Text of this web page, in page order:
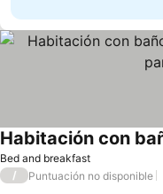
Bed and breakfast
/ Puntuación no disponible